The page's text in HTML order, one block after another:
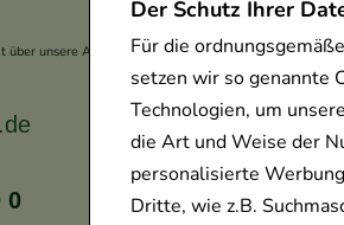
Der Schutz Ihrer
Für die
setzen wir so genannte
Technologien, um
die Art und Weise der
personalisierte
Dritte, wie z.B.
unsere App.
0